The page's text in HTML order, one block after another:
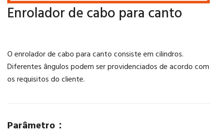
Enrolador de cabo para canto
O enrolador de cabo para canto consiste em cilindros.
Diferentes ângulos podem ser providenciados de acordo com
os requisitos do cliente.
Parâmetro：